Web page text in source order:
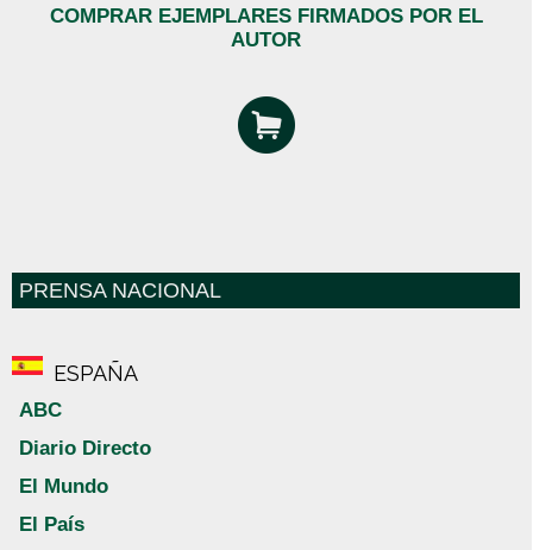
COMPRAR EJEMPLARES FIRMADOS POR EL
AUTOR
PRENSA NACIONAL
ESPAÑA
ABC
Diario Directo
El Mundo
El País